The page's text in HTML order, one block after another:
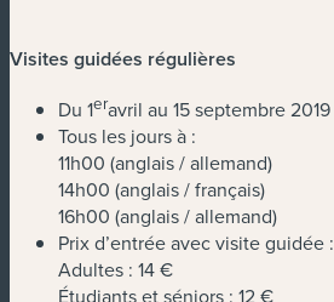
Visites guidées régulières
Du 1eravril au 15 septembre 2019
Tous les jours à :
11h00 (anglais / allemand)
14h00 (anglais / français)
16h00 (anglais / allemand)
Prix d’entrée avec visite guidée :
Adultes : 14 €
Étudiants et séniors : 12 €